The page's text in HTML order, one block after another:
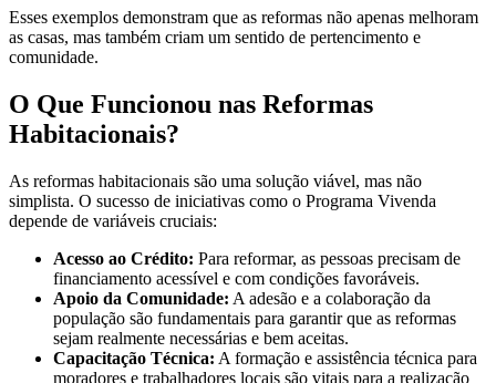
Esses exemplos demonstram que as reformas não apenas melhoram
as casas, mas também criam um sentido de pertencimento e
comunidade.
O Que Funcionou nas Reformas
Habitacionais?
As reformas habitacionais são uma solução viável, mas não
simplista. O sucesso de iniciativas como o Programa Vivenda
depende de variáveis cruciais:
Acesso ao Crédito: Para reformar, as pessoas precisam de
financiamento acessível e com condições favoráveis.
Apoio da Comunidade: A adesão e a colaboração da
população são fundamentais para garantir que as reformas
sejam realmente necessárias e bem aceitas.
Capacitação Técnica: A formação e assistência técnica para
moradores e trabalhadores locais são vitais para a realização